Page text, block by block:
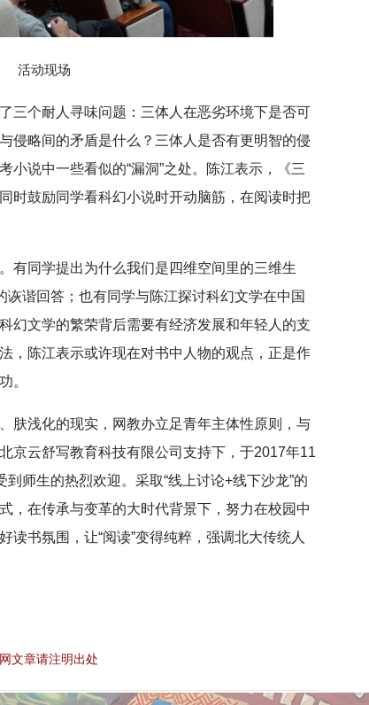
活动现场
三个耐人寻味问题：三体人在恶劣环境下是否可
侵略间的矛盾是什么？三体人是否有更明智的侵
小说中一些看似的“漏洞”之处。陈江表示，《三
时鼓励同学看科幻小说时开动脑筋，在阅读时把
有同学提出为什么我们是四维空间里的三维生
诙谐回答；也有同学与陈江探讨科幻文学在中国
幻文学的繁荣背后需要有经济发展和年轻人的支
，陈江表示或许现在对书中人物的观点，正是作
。
肤浅化的现实，网教办立足青年主体性原则，与
京云舒写教育科技有限公司支持下，于2017年11
到师生的热烈欢迎。采取“线上讨论+线下沙龙”的
，在传承与变革的大时代背景下，努力在校园中
书氛围，让“阅读”变得纯粹，强调北大传统人
文章请注明出处